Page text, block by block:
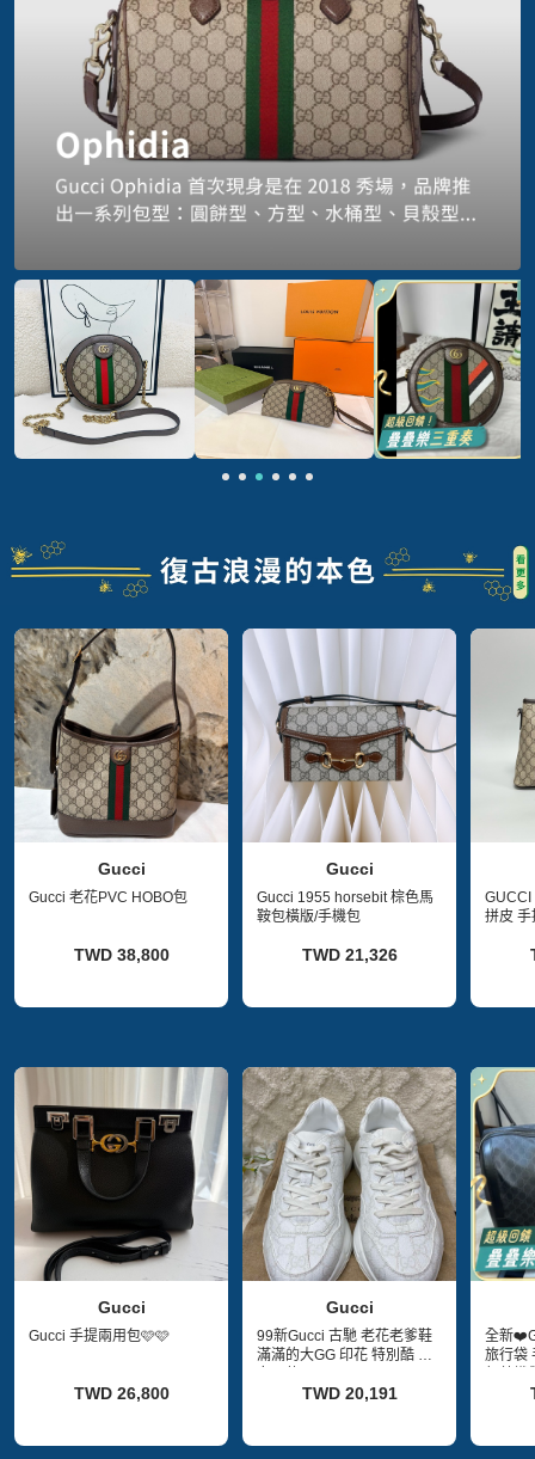
Gucci
Gucci 老花PVC HOBO包
TWD 38,800
Gucci
Gucci 1955 horsebit 棕色馬
鞍包橫版/手機包
TWD 21,326
GUCCI
拼皮
Gucci
Gucci 手提兩用包🩷🩷
TWD 26,800
Gucci
99新Gucci 古馳 老花老爹鞋
滿滿的大GG 印花 特別酷 男
TWD 20,191
全新
旅行袋